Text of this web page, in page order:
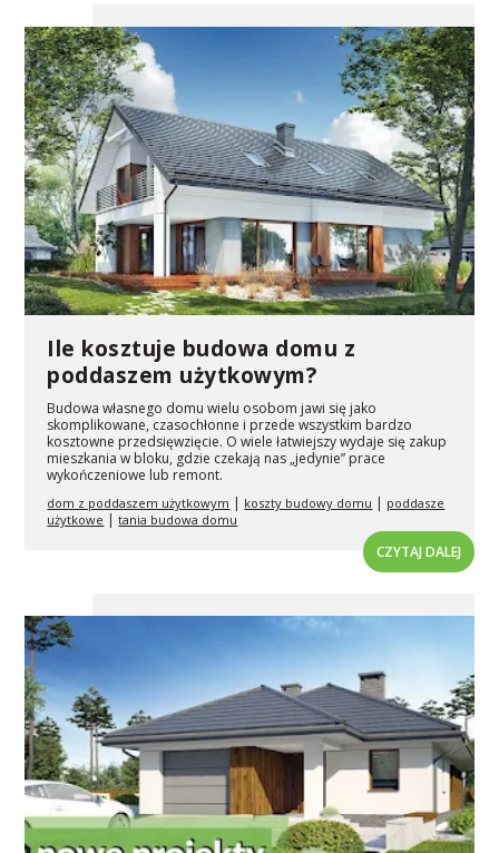
Ile kosztuje budowa domu z
poddaszem użytkowym?
Budowa własnego domu wielu osobom jawi się jako
skomplikowane, czasochłonne i przede wszystkim bardzo
kosztowne przedsięwzięcie. O wiele łatwiejszy wydaje się zakup
mieszkania w bloku, gdzie czekają nas „jedynie” prace
wykończeniowe lub remont.
dom z poddaszem użytkowym | koszty budowy domu | poddasze
użytkowe |tania budowa domu
CZYTAJ DALEJ